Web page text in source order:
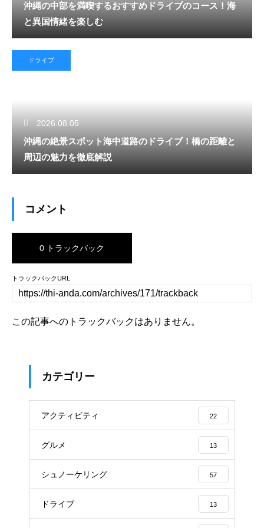
沖縄の中部を満喫するおすすめドライブのコース！海
と異国情緒を楽しむ
ドライブ
2026.08.05
沖縄の絶景スポット海中道路のドライブ！橋の距離と
周辺の魅力を徹底解説
コメント
0 トラックバック
トラックバックURL
この記事へのトラックバックはありません。
カテゴリー
アクティビティ 22
グルメ 13
シュノーケリング 57
ドライブ 13